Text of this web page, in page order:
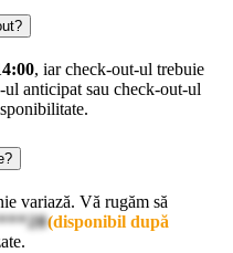
, iar check-out-ul trebuie
anticipat sau check-out-ul
variază. Vă rugăm să
(disponibil după